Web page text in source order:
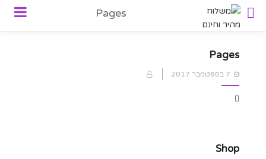
Pages
Pages
Posted
on
7 בספטמבר 2017
Shop